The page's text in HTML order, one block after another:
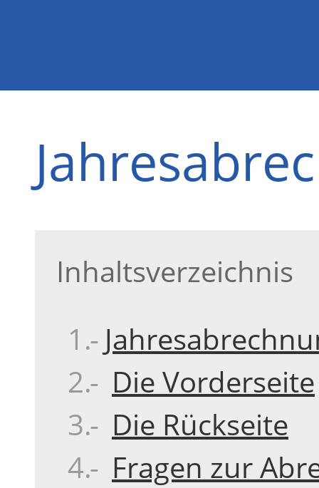
Inhaltsverzeichnis
Die Vorderseite
Die Rückseite
Fragen zur